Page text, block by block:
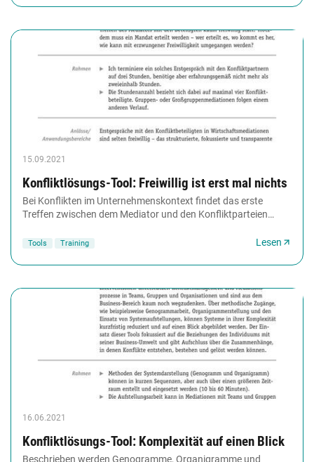
15.09.2021
Konfliktlösungs-Tool: Freiwillig ist erst mal nichts
Bei Konflikten im Unternehmenskontext findet das erste
Treffen zwischen dem Mediator und den Konfliktparteien
Tools Training Lesen
16.06.2021
Konfliktlösungs-Tool: Komplexität auf einen Blick
Beschrieben werden Genogramme, Organigramme und